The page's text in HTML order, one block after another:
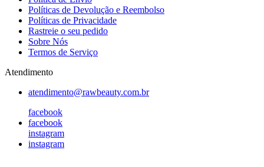
Políticas de Devolução e Reembolso
Políticas de Privacidade
Rastreie o seu pedido
Sobre Nós
Termos de Serviço
Atendimento
atendimento@rawbeauty.com.br
facebook
facebook
instagram
instagram